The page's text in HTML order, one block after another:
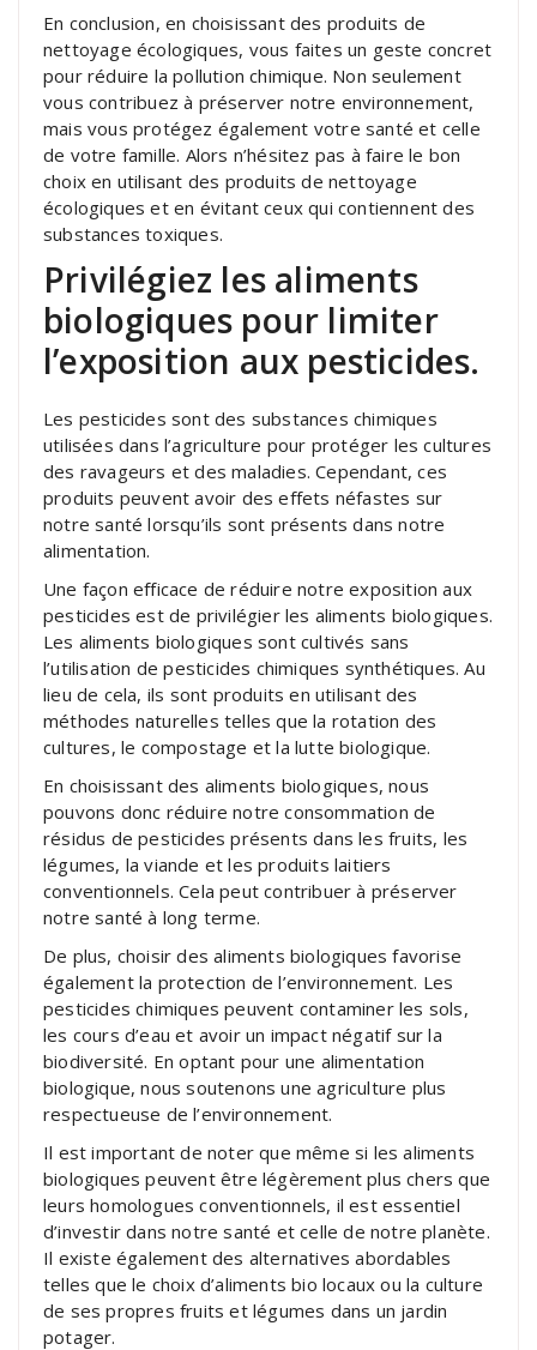
En conclusion, en choisissant des produits de
nettoyage écologiques, vous faites un geste concret
pour réduire la pollution chimique. Non seulement
vous contribuez à préserver notre environnement,
mais vous protégez également votre santé et celle
de votre famille. Alors n’hésitez pas à faire le bon
choix en utilisant des produits de nettoyage
écologiques et en évitant ceux qui contiennent des
substances toxiques.
Privilégiez les aliments
biologiques pour limiter
l’exposition aux pesticides.
Les pesticides sont des substances chimiques
utilisées dans l’agriculture pour protéger les cultures
des ravageurs et des maladies. Cependant, ces
produits peuvent avoir des effets néfastes sur
notre santé lorsqu’ils sont présents dans notre
alimentation.
Une façon efficace de réduire notre exposition aux
pesticides est de privilégier les aliments biologiques.
Les aliments biologiques sont cultivés sans
l’utilisation de pesticides chimiques synthétiques. Au
lieu de cela, ils sont produits en utilisant des
méthodes naturelles telles que la rotation des
cultures, le compostage et la lutte biologique.
En choisissant des aliments biologiques, nous
pouvons donc réduire notre consommation de
résidus de pesticides présents dans les fruits, les
légumes, la viande et les produits laitiers
conventionnels. Cela peut contribuer à préserver
notre santé à long terme.
De plus, choisir des aliments biologiques favorise
également la protection de l’environnement. Les
pesticides chimiques peuvent contaminer les sols,
les cours d’eau et avoir un impact négatif sur la
biodiversité. En optant pour une alimentation
biologique, nous soutenons une agriculture plus
respectueuse de l’environnement.
Il est important de noter que même si les aliments
biologiques peuvent être légèrement plus chers que
leurs homologues conventionnels, il est essentiel
d’investir dans notre santé et celle de notre planète.
Il existe également des alternatives abordables
telles que le choix d’aliments bio locaux ou la culture
de ses propres fruits et légumes dans un jardin
potager.